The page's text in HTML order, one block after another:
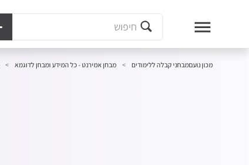
מכון נועםמבחני קבלה ללימודים מבחן אמירנט - כל המידע ומבחן לדוגמא